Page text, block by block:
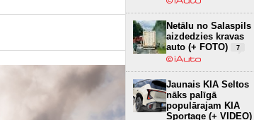
Netālu no Salaspils
aizdedzies kravas
auto (+ FOTO)
7
Jaunais KIA Seltos
nāks palīgā
populārajam KIA
Sportage (+ VIDEO)